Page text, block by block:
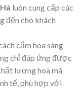
luôn cung cấp các
đến cho khách
cắm hoa sáng
chỉ đáp ứng được
lượng hoa mà
tế, phù hợp với